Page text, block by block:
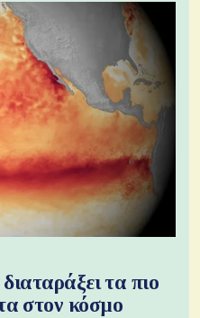
τα πιο
στον κόσμο